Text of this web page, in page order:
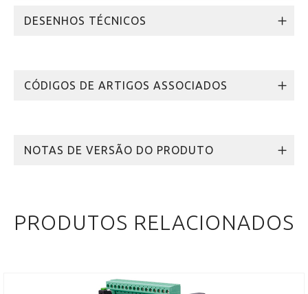
DESENHOS TÉCNICOS
CÓDIGOS DE ARTIGOS ASSOCIADOS
NOTAS DE VERSÃO DO PRODUTO
PRODUTOS RELACIONADOS